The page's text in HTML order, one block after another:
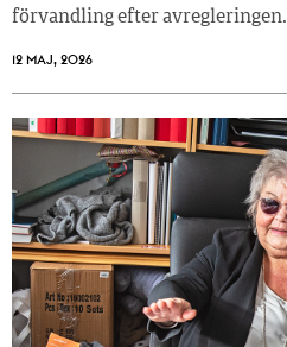
förvandling efter avregleringen.
12 MAJ, 2026